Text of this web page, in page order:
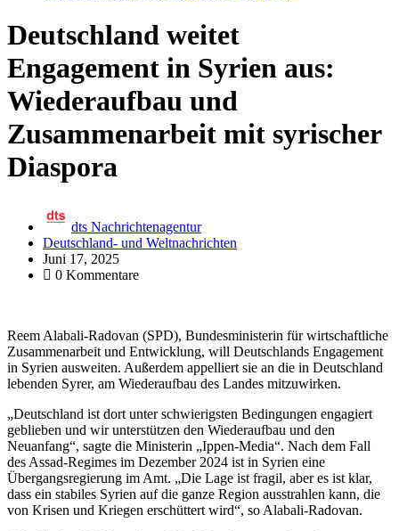
Deutschland weitet
Engagement in Syrien aus:
Wiederaufbau und
Zusammenarbeit mit syrischer
Diaspora
dts Nachrichtenagentur
Deutschland- und Weltnachrichten
Juni 17, 2025
0 Kommentare
Reem Alabali-Radovan (SPD), Bundesministerin für wirtschaftliche
Zusammenarbeit und Entwicklung, will Deutschlands Engagement
in Syrien ausweiten. Außerdem appelliert sie an die in Deutschland
lebenden Syrer, am Wiederaufbau des Landes mitzuwirken.
„Deutschland ist dort unter schwierigsten Bedingungen engagiert
geblieben und wir unterstützen den Wiederaufbau und den
Neuanfang“, sagte die Ministerin „Ippen-Media“. Nach dem Fall
des Assad-Regimes im Dezember 2024 ist in Syrien eine
Übergangsregierung im Amt. „Die Lage ist fragil, aber es ist klar,
dass ein stabiles Syrien auf die ganze Region ausstrahlen kann, die
von Krisen und Kriegen erschüttert wird“, so Alabali-Radovan.